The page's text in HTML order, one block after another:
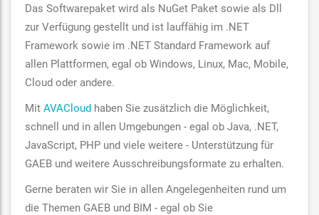
Das Softwarepaket wird als NuGet Paket sowie als Dll
zur Verfügung gestellt und ist lauffähig im .NET
Framework sowie im .NET Standard Framework auf
allen Plattformen, egal ob Windows, Linux, Mac, Mobile,
Cloud oder andere.
Mit AVACloud haben Sie zusätzlich die Möglichkeit,
schnell und in allen Umgebungen - egal ob Java, .NET,
JavaScript, PHP und viele weitere - Unterstützung für
GAEB und weitere Ausschreibungsformate zu erhalten.
Gerne beraten wir Sie in allen Angelegenheiten rund um
die Themen GAEB und BIM - egal ob Sie